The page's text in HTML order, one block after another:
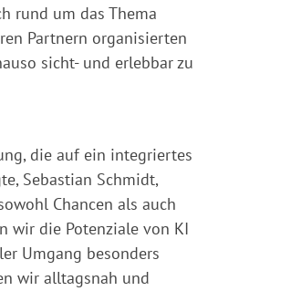
rund um das Thema
Partnern organisierten
sicht- und erlebbar zu
die auf ein integriertes
Sebastian Schmidt,
Chancen als auch
wir die Potenziale von KI
Umgang besonders
wir alltagsnah und